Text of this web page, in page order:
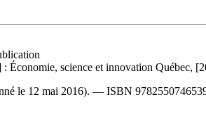
science et innovation Québec,
le 12 mai 2016). — ISBN